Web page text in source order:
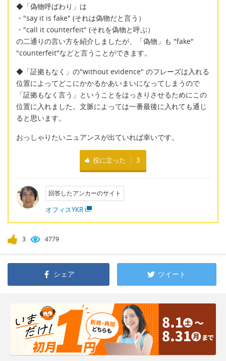
◆「偽物呼ばわり」は
・"say it is fake" (それは偽物だと言う）
・"call it counterfeit" (それを偽物と呼ぶ）
の二通りの言い方を紹介しましたが、「偽物」も "fake"
"counterfeit"などと言うことができます。
◆「証拠もなく」の"without evidence" のフレーズは入れる
位置によってどこにかかるかあいまいになってしまうので
「証拠もなく言う」ということをはっきりさせるためにこの
位置に入れました。文脈によっては一番最後に入れても通じ
ると思います。
おっしゃりたいニュアンスが出ていれば幸いです。
役に立った 3
回答したアンカーのサイト
オフィスYKR
3 4779
シェア ツイート